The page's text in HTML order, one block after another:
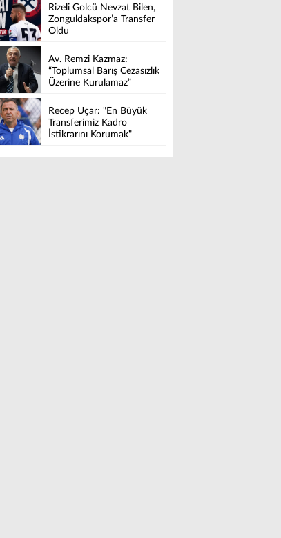
Rizeli Golcü Nevzat Bilen,
Zonguldakspor’a Transfer
Oldu
Av. Remzi Kazmaz:
“Toplumsal Barış Cezasızlık
Üzerine Kurulamaz”
Recep Uçar: "En Büyük
Transferimiz Kadro
İstikrarını Korumak"